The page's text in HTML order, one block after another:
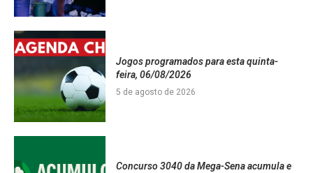
Jogos programados para esta quinta-
feira, 06/08/2026
5 de agosto de 2026
Concurso 3040 da Mega-Sena acumula e